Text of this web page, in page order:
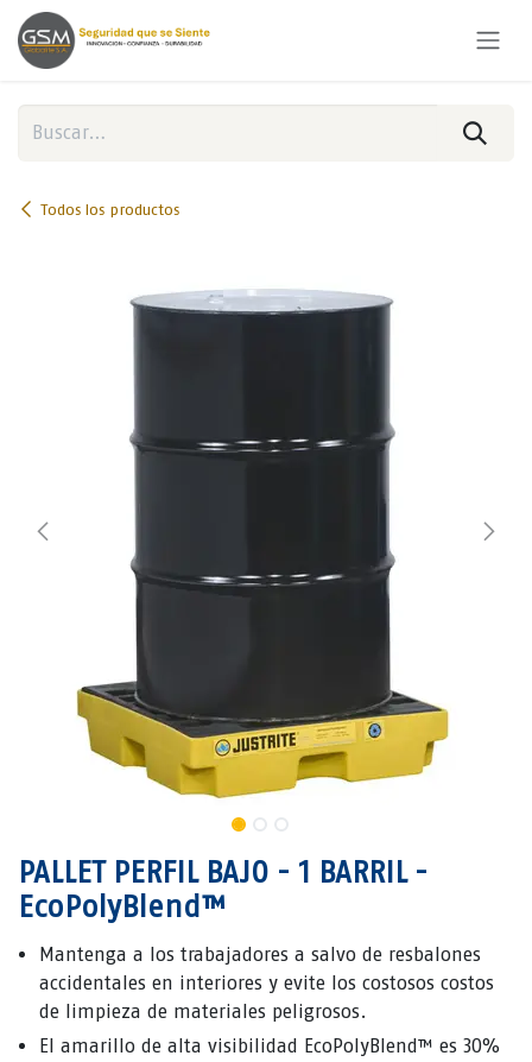
Ir al contenido
Todos los productos
PALLET PERFIL BAJO - 1 BARRIL -
EcoPolyBlend™
Mantenga a los trabajadores a salvo de resbalones
accidentales en interiores y evite los costosos costos
de limpieza de materiales peligrosos.
El amarillo de alta visibilidad EcoPolyBlend™ es 30%